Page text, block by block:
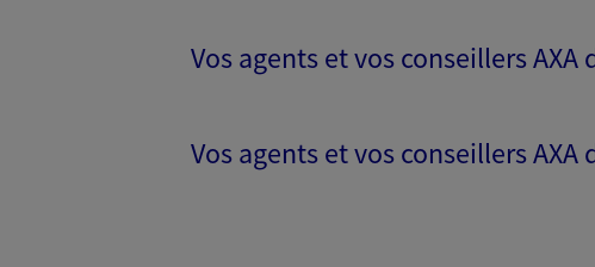
Vos agents et vos conseillers
Vos agents et vos conseillers